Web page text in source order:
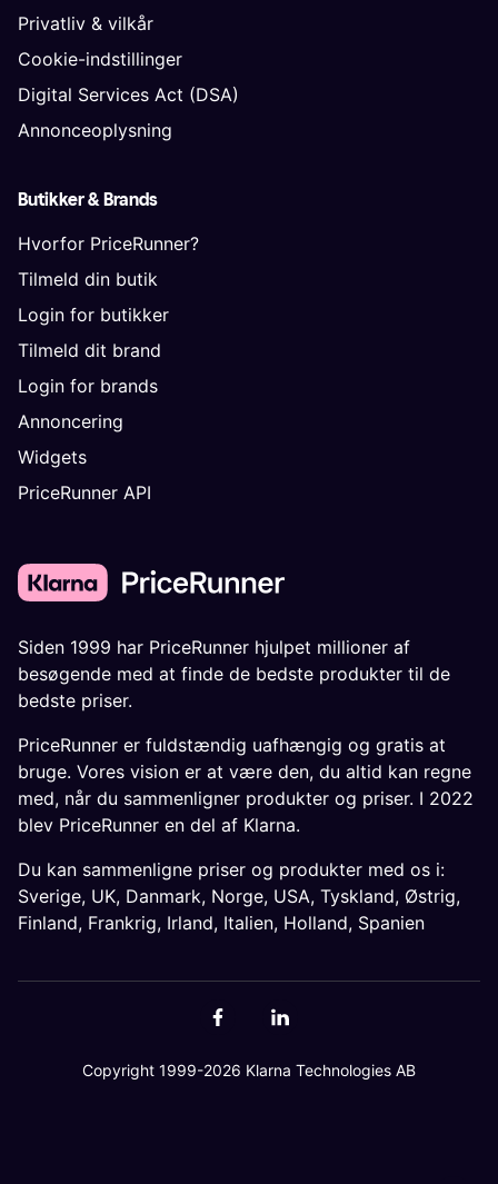
Privatliv & vilkår
Cookie-indstillinger
Digital Services Act (DSA)
Annonceoplysning
Butikker & Brands
Hvorfor PriceRunner?
Tilmeld din butik
Login for butikker
Tilmeld dit brand
Login for brands
Annoncering
Widgets
PriceRunner API
Siden 1999 har PriceRunner hjulpet millioner af
besøgende med at finde de bedste produkter til de
bedste priser.
PriceRunner er fuldstændig uafhængig og gratis at
bruge. Vores vision er at være den, du altid kan regne
med, når du sammenligner produkter og priser. I 2022
blev PriceRunner en del af Klarna.
Du kan sammenligne priser og produkter med os i:
Sverige, UK, Danmark, Norge, USA, Tyskland, Østrig,
Finland, Frankrig, Irland, Italien, Holland, Spanien
Copyright 1999-2026 Klarna Technologies AB